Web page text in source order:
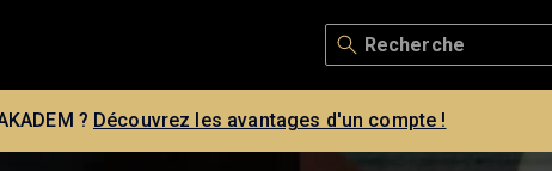
? Découvrez les avantages d'un compte !